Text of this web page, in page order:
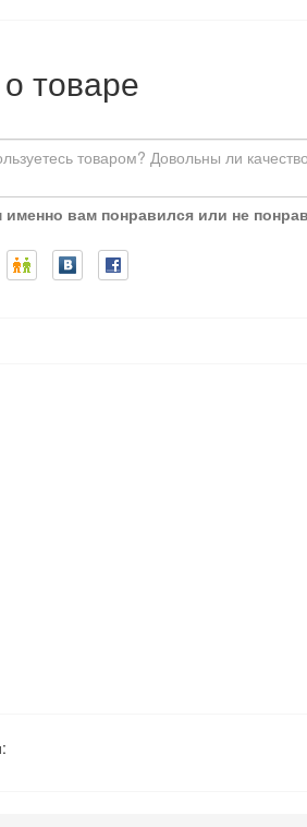
товаре
именно вам понравился или не